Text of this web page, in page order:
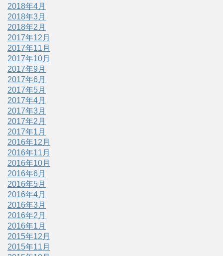
2018年4月
2018年3月
2018年2月
2017年12月
2017年11月
2017年10月
2017年9月
2017年6月
2017年5月
2017年4月
2017年3月
2017年2月
2017年1月
2016年12月
2016年11月
2016年10月
2016年6月
2016年5月
2016年4月
2016年3月
2016年2月
2016年1月
2015年12月
2015年11月